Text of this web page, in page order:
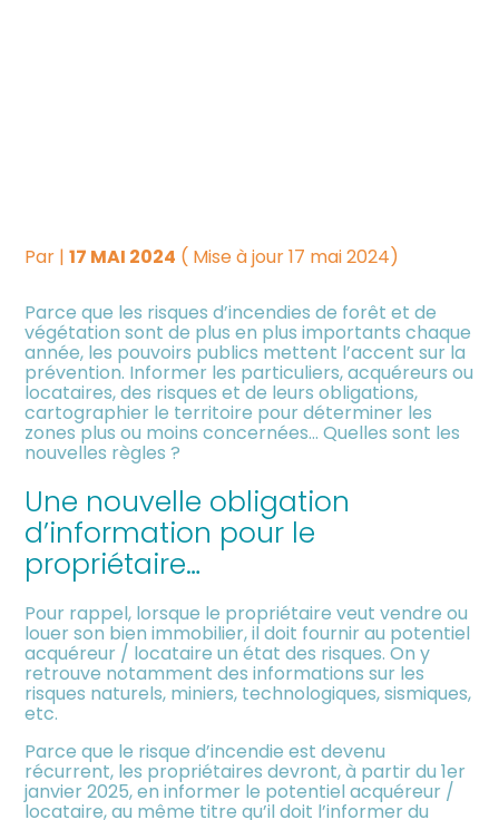
Construire votre patrimoine
Être prêt pour la facturation
électronique
Investir dans la location
meublée
Par |17 MAI 2024 ( Mise à jour 17 mai 2024)
Parce que les risques d’incendies de forêt et de
végétation sont de plus en plus importants chaque
année, les pouvoirs publics mettent l’accent sur la
prévention. Informer les particuliers, acquéreurs ou
locataires, des risques et de leurs obligations,
cartographier le territoire pour déterminer les
zones plus ou moins concernées… Quelles sont les
nouvelles règles ?
Une nouvelle obligation
d’information pour le
propriétaire…
Pour rappel, lorsque le propriétaire veut vendre ou
louer son bien immobilier, il doit fournir au potentiel
acquéreur / locataire un état des risques. On y
retrouve notamment des informations sur les
risques naturels, miniers, technologiques, sismiques,
etc.
Parce que le risque d’incendie est devenu
récurrent, les propriétaires devront, à partir du 1er
janvier 2025, en informer le potentiel acquéreur /
locataire, au même titre qu’il doit l’informer du